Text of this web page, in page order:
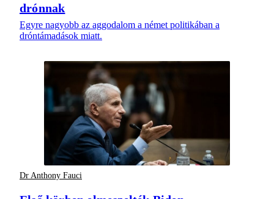
drónnak
Egyre nagyobb az aggodalom a német politikában a
dróntámadások miatt.
Dr Anthony Fauci